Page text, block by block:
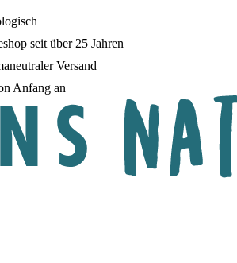
seit über 25 Jahren
Versand
Anfang an